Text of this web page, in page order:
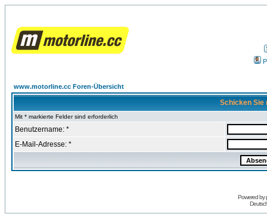
www.motorline.cc Foren-Übersicht
Schicken Sie
Mit * markierte Felder sind erforderlich
Benutzername: *
E-Mail-Adresse: *
Powered by